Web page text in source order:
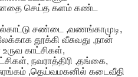
செய்த களம் கண்ட
சண்டை ,வணங்காமுடி,
தூக்கி வீசுவது ,நான்
காட்சிகள்,
நவராத்திரி ,தங்கை,
,தெய்வமகனில் கடைவீதி